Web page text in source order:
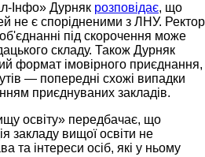
Інфо» Дурняк розповідає, що
не є спорідненими з ЛНУ. Ректор
під скорочення може
складу. Також Дурняк
формат імовірного приєднання,
— попередні схожі випадки
приєднуваних закладів.
освіту» передбачає, що
закладу вищої освіти не
та інтереси осіб, які у ньому